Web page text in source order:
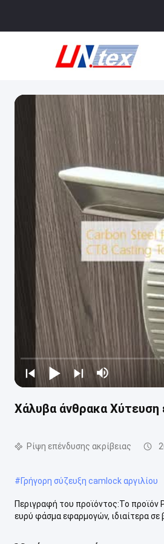
Χάλυβα άνθρακα Χύτευση
Ρίψη επένδυσης ακρίβειας
#Γρήγορη σύζευξη camlock αργιλίου
Περιγραφή του προϊόντος:Το προϊόν
ευρύ φάσμα εφαρμογών, ιδιαίτερα σε